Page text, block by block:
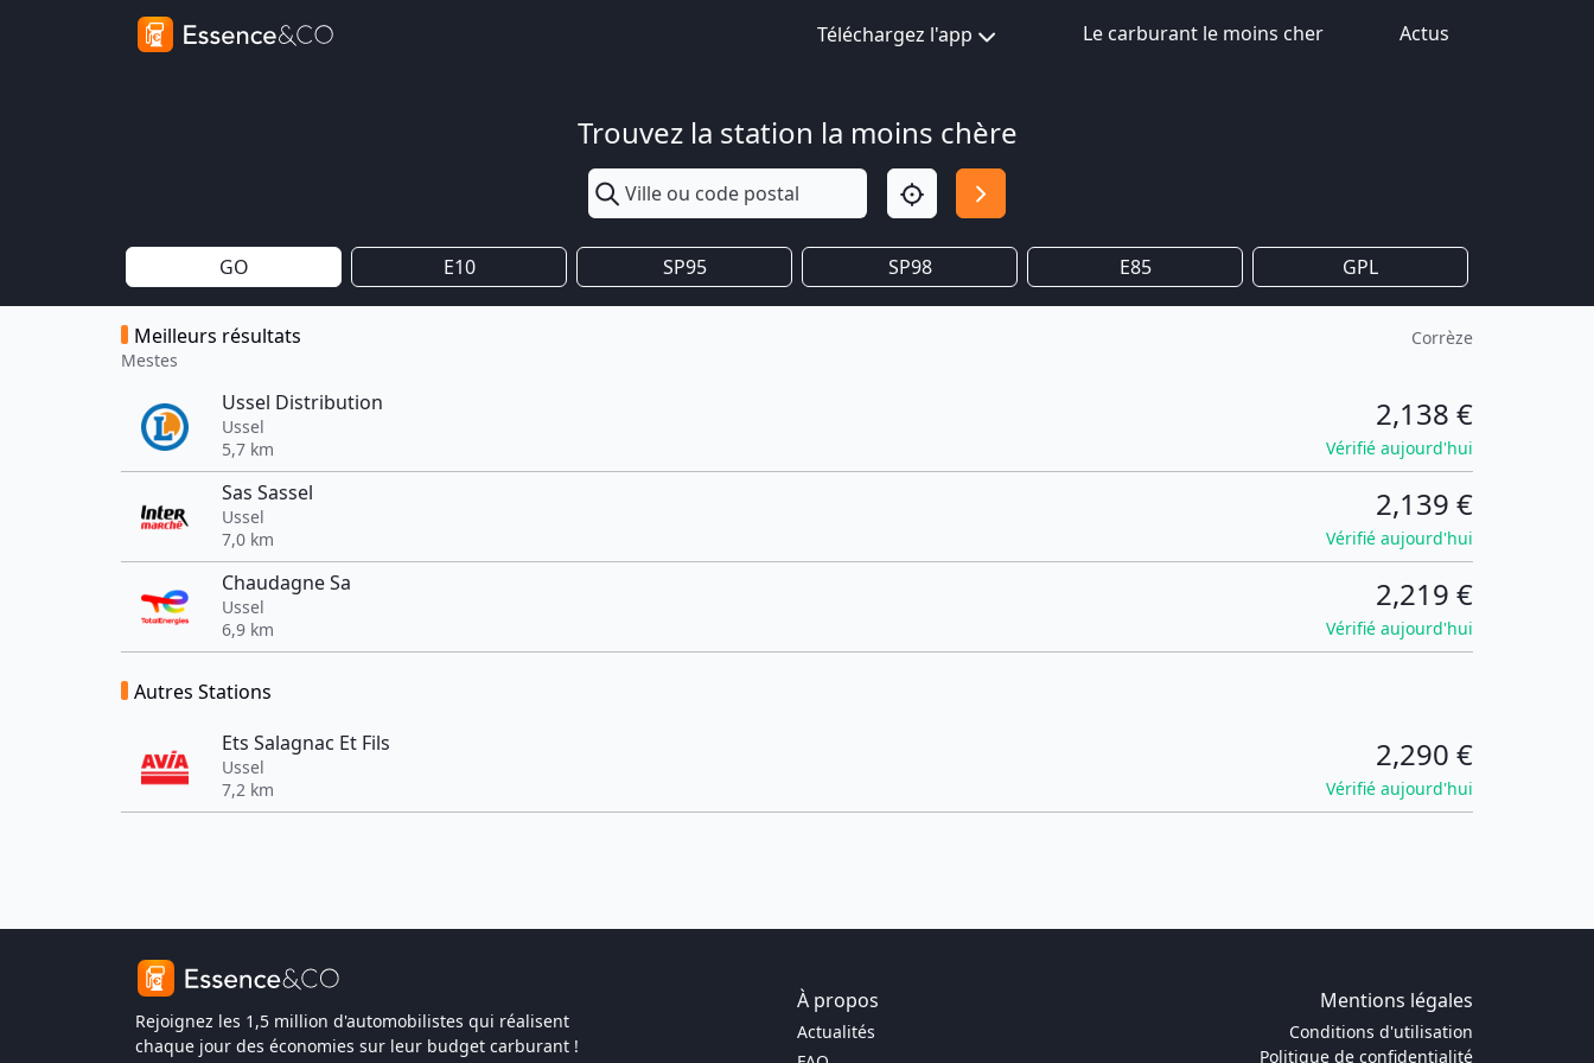
Téléchargez l'app Le carburant le moins cher Actus
Trouvez la station la moins chère
GO E10 SP95 SP98 E85 GPL
Meilleurs résultats
Mestes
Corrèze
Ussel Distribution
Ussel
5,7 km
2,138 €
Vérifié aujourd'hui
Sas Sassel
Ussel
7,0 km
2,139 €
Vérifié aujourd'hui
Chaudagne Sa
Ussel
6,9 km
2,219 €
Vérifié aujourd'hui
Autres Stations
Ets Salagnac Et Fils
Ussel
7,2 km
2,290 €
Vérifié aujourd'hui
Rejoignez les 1,5 million d'automobilistes qui réalisent
chaque jour des économies sur leur budget carburant !
À propos Mentions légales
Actualités
Conditions d'utilisation
Politique de confidentialité